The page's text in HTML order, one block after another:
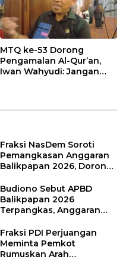
MTQ ke-53 Dorong
Pengamalan Al-Qur’an,
Iwan Wahyudi: Jangan
Fraksi NasDem Soroti
Pemangkasan Anggaran
Balikpapan 2026, Dorong
Publik
Budiono Sebut APBD
Balikpapan 2026
Terpangkas, Anggaran
Fraksi PDI Perjuangan
Meminta Pemkot
Rumuskan Arah